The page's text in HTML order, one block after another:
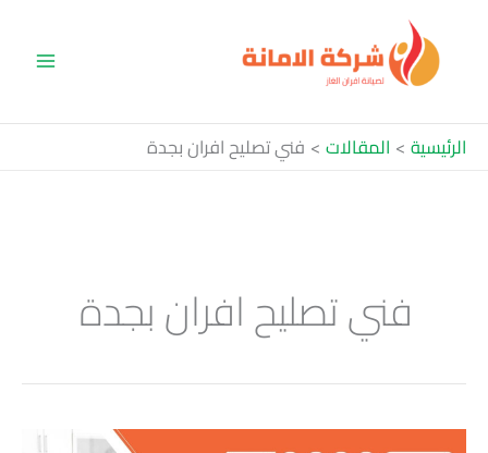
المحتوى
الرئيسية المقالات فني تصليح افران بجدة
فني تصليح افران بجدة